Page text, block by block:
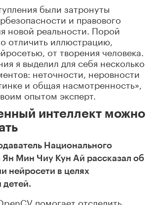
были затронуты
и правового
новой реальности. Порой
отличить иллюстрацию,
от творения человека.
я выделил для себя несколько
неточности, неровности
и общая насмотренность»,
опытом эксперт.
интеллект можно
Национального
Ян Мин Чиу Кун Ай рассказал об
нейросети в целях
детей.
помогает отследить